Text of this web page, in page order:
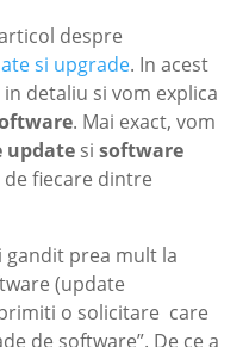
despre
si upgrade. In acest
detaliu si vom explica
. Mai exact, vom
update sisoftware
fiecare dintre
gandit prea mult la
(update
o solicitare care
de software”. De ce a